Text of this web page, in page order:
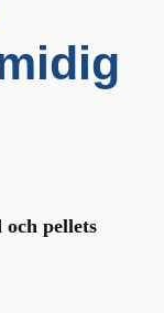
pellets